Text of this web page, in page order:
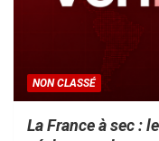
NON CLASSÉ
La France à sec :